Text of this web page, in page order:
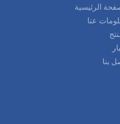
الرئيسية
عنا
بنا